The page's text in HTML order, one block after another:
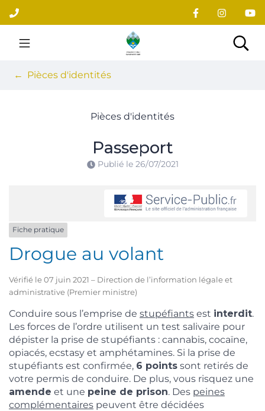
Aller
au
contenu
Site officiel du village
Pièces d'identités
Pièces d'identités
Passeport
Publié le 26/07/2021
Fiche pratique
Drogue au volant
Vérifié le 07 juin 2021 – Direction de l’information légale et
administrative (Premier ministre)
Conduire sous l’emprise de stupéfiants est interdit.
Les forces de l’ordre utilisent un test salivaire pour
dépister la prise de stupéfiants : cannabis, cocaïne,
opiacés, ecstasy et amphétamines. Si la prise de
stupéfiants est confirmée, 6 points sont retirés de
votre permis de conduire. De plus, vous risquez une
amende et une peine de prison. Des peines
complémentaires peuvent être décidées